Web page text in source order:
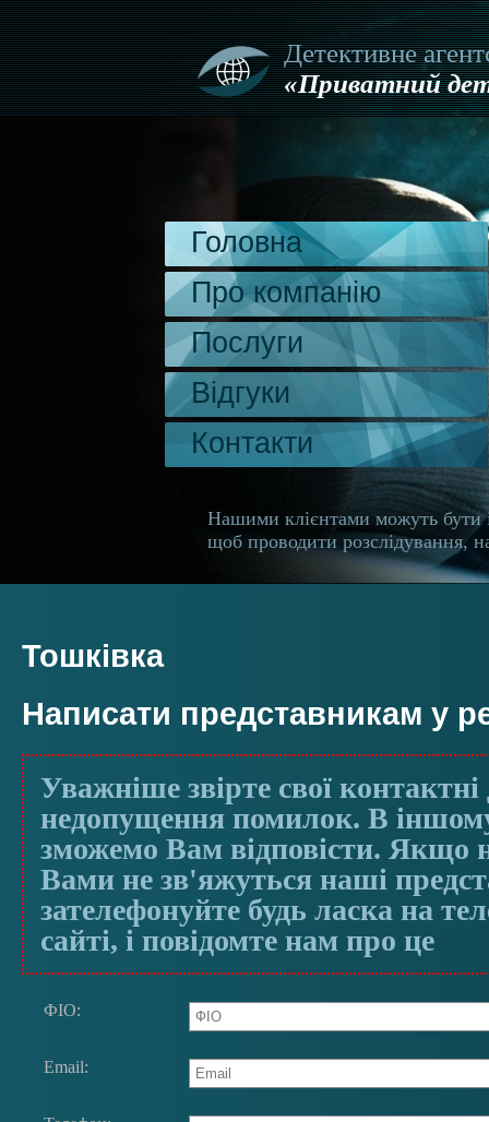
Детективне
«Приватний
Головна
Про компанію
Послуги
Відгуки
Контакти
Нашими клієнтами можуть бути
щоб проводити розслідування,
Тошківка
Написати представникам у
Уважніше звірте свої контактні
недопущення помилок. В
зможемо Вам відповісти. Якщо
Вами не зв'яжуться наші
зателефонуйте будь ласка на
сайті, і повідомте нам про це
ФIО:
Email: